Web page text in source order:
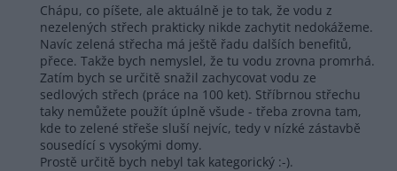
Chápu, co píšete, ale aktuálně je to tak, že vodu z
nezelených střech prakticky nikde zachytit nedokážeme.
Navíc zelená střecha má ještě řadu dalších benefitů,
přece. Takže bych nemyslel, že tu vodu zrovna promrhá.
Zatím bych se určitě snažil zachycovat vodu ze
sedlových střech (práce na 100 ket). Stříbrnou střechu
taky nemůžete použít úplně všude - třeba zrovna tam,
kde to zelené střeše sluší nejvíc, tedy v nízké zástavbě
sousedící s vysokými domy.
Prostě určitě bych nebyl tak kategorický :-).